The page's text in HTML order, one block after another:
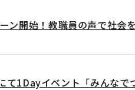
ン開始！教職員の声で社会
て1Dayイベント「みんなで